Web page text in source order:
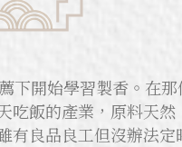
下開始學習製香。在
吃飯的產業，原料天
有良品良工但沒辦法